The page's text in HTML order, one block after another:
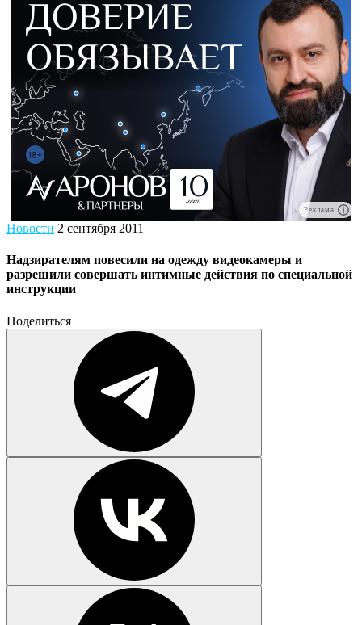
Реклама
Новости 2 сентября 2011
Надзирателям повесили на одежду видеокамеры и
разрешили совершать интимные действия по специальной
инструкции
Поделиться